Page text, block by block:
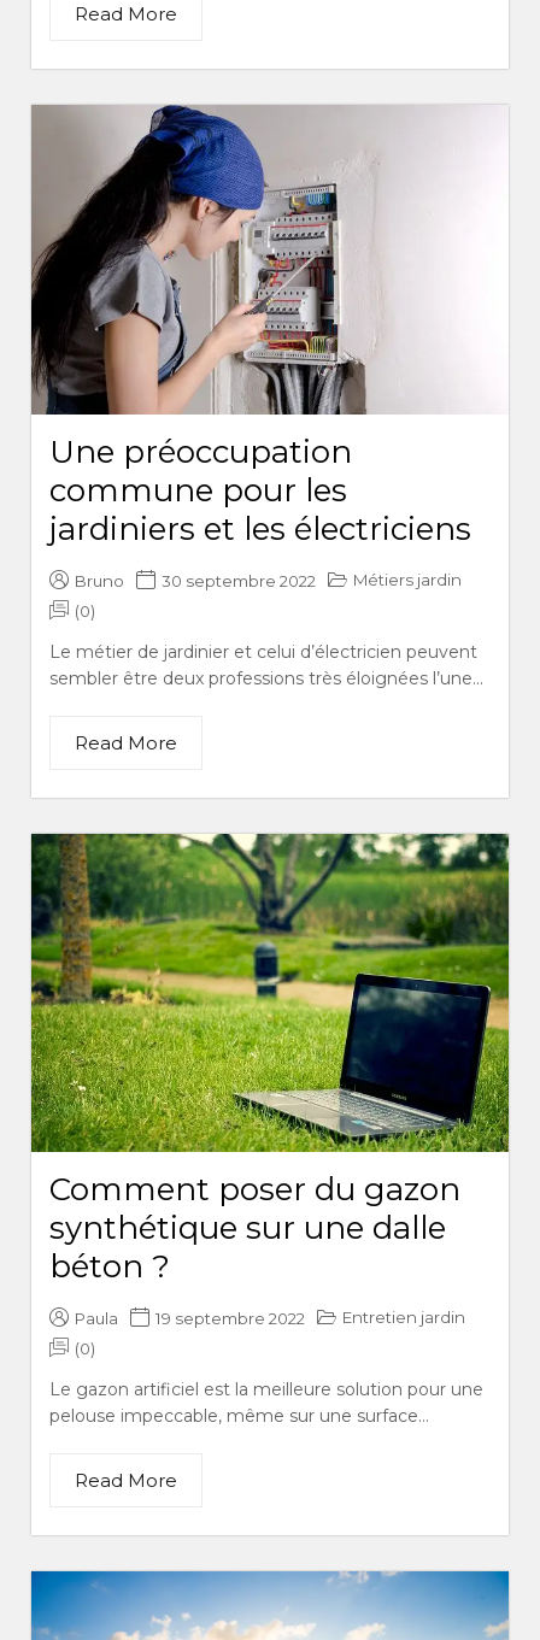
Read More
Une préoccupation
commune pour les
jardiniers et les électriciens
Bruno 30 septembre 2022
Métiers jardin
(0)
Le métier de jardinier et celui d’électricien peuvent
sembler être deux professions très éloignées l’une...
Read More
Comment poser du gazon
synthétique sur une dalle
béton ?
Paula 19 septembre 2022
Entretien jardin
(0)
Le gazon artificiel est la meilleure solution pour une
pelouse impeccable, même sur une surface...
Read More